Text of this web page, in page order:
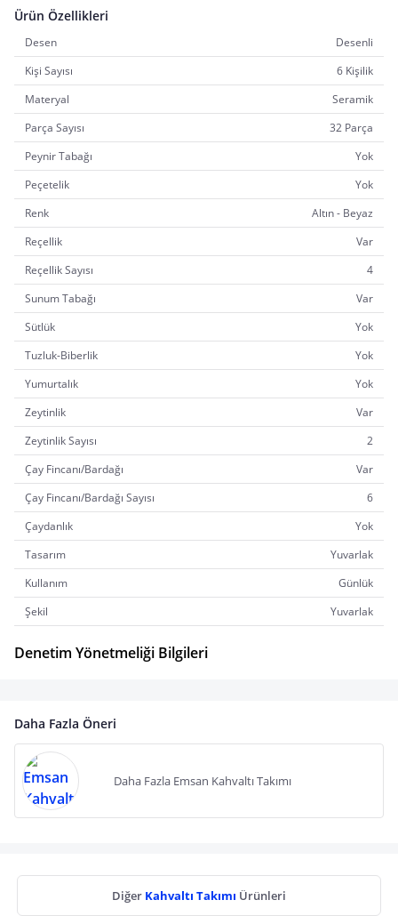
Ürün Özellikleri
Desen
Desenli
Kişi Sayısı
6 Kişilik
Materyal
Seramik
Parça Sayısı
32 Parça
Peynir Tabağı
Yok
Peçetelik
Yok
Renk
Altın - Beyaz
Reçellik
Var
Reçellik Sayısı
4
Sunum Tabağı
Var
Sütlük
Yok
Tuzluk-Biberlik
Yok
Yumurtalık
Yok
Zeytinlik
Var
Zeytinlik Sayısı
2
Çay Fincanı/Bardağı
Var
Çay Fincanı/Bardağı Sayısı
6
Çaydanlık
Yok
Tasarım
Yuvarlak
Kullanım
Günlük
Şekil
Yuvarlak
Denetim Yönetmeliği Bilgileri
Daha Fazla Öneri
Daha Fazla Emsan Kahvaltı Takımı
Diğer Kahvaltı Takımı Ürünleri